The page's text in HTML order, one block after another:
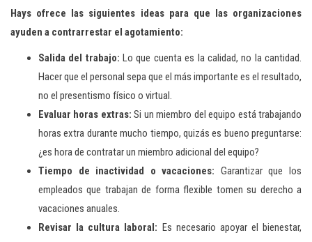
Hays ofrece las siguientes ideas para que las organizaciones
ayuden a contrarrestar el agotamiento:
Salida del trabajo: Lo que cuenta es la calidad, no la cantidad.
Hacer que el personal sepa que el más importante es el resultado,
no el presentismo físico o virtual.
Evaluar horas extras: Si un miembro del equipo está trabajando
horas extra durante mucho tiempo, quizás es bueno preguntarse:
¿es hora de contratar un miembro adicional del equipo?
Tiempo de inactividad o vacaciones: Garantizar que los
empleados que trabajan de forma flexible tomen su derecho a
vacaciones anuales.
Revisar la cultura laboral: Es necesario apoyar el bienestar,